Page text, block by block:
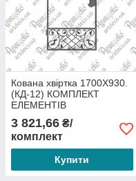
Кована хвіртка 1700Х930.
(КД-12) КОМПЛЕКТ
ЕЛЕМЕНТІВ
3 821,66 ₴/
комплект
Купити